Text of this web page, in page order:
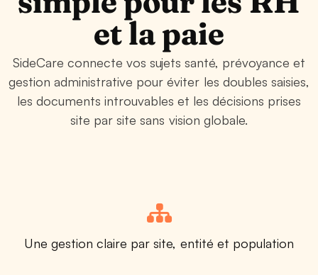
et la paie
SideCare connecte vos sujets santé, prévoyance et
gestion administrative pour éviter les doubles saisies,
les documents introuvables et les décisions prises
site par site sans vision globale.
Une gestion claire par site, entité et population